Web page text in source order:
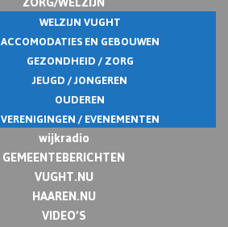
WELZIJN VUGHT
ACCOMODATIES EN GEBOUWEN
GEZONDHEID / ZORG
JEUGD / JONGEREN
OUDEREN
VERENIGINGEN / EVENEMENTEN
wijkradio
GEMEENTEBERICHTEN
VUGHT.NU
HAAREN.NU
VIDEO’S